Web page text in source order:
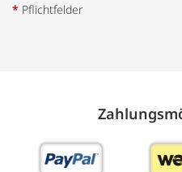
* Pflichtfelder